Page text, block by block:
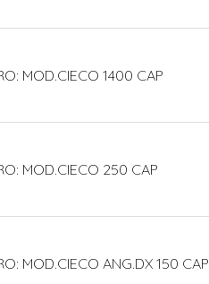
MOD.CIECO 1400 CAP
MOD.CIECO 250 CAP
MOD.CIECO ANG.DX 150 CAP